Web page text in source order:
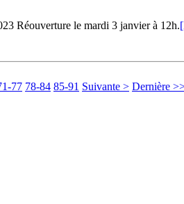
Réouverture le mardi 3 janvier à 12h.
77 78-84 85-91 Suivante > Dernière